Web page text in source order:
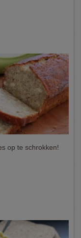
op te schrokken!